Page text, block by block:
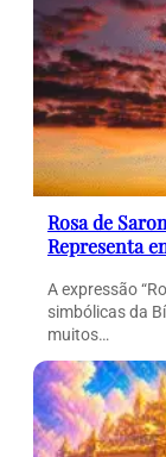
Rosa de
Representa
A expressão
simbólicas da
muitos…